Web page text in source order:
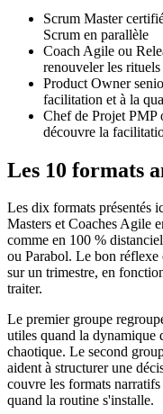
Scrum Master
Scrum en parallèle
Coach Agile ou
renouveler les
Product Owner
facilitation et à la
Chef de Projet
découvre la
Les 10 formats
Les dix formats présentés
Masters et Coaches Agile
comme en 100 %
ou Parabol. Le bon réflexe
sur un trimestre, en
traiter.
Le premier groupe
utiles quand la dynamique
chaotique. Le second
aident à structurer une
couvre les formats
quand la routine s'installe.